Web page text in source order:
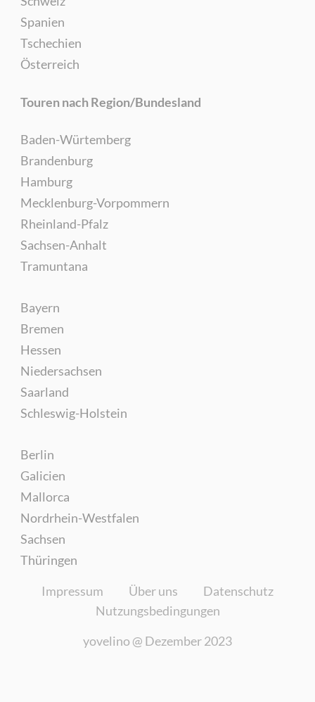
Spanien
Tschechien
Österreich
Touren nach Region/Bundesland
Baden-Würtemberg
Brandenburg
Hamburg
Mecklenburg-Vorpommern
Rheinland-Pfalz
Sachsen-Anhalt
Tramuntana
Bayern
Bremen
Hessen
Niedersachsen
Saarland
Schleswig-Holstein
Berlin
Galicien
Mallorca
Nordrhein-Westfalen
Sachsen
Thüringen
Impressum Über uns
Datenschutz
Nutzungsbedingungen
yovelino @ Dezember 2023